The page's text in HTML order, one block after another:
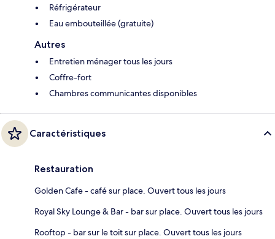
Réfrigérateur
Eau embouteillée (gratuite)
Autres
Entretien ménager tous les jours
Coffre-fort
Chambres communicantes disponibles
Caractéristiques
Restauration
Golden Cafe - café sur place. Ouvert tous les jours
Royal Sky Lounge & Bar - bar sur place. Ouvert tous les jours
Rooftop - bar sur le toit sur place. Ouvert tous les jours